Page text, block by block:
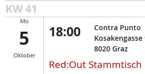
KW 41
Mo
5
Oktober
18:00
Contra Punto
Kosakengasse
8020 Graz
Red:Out Stammtisch